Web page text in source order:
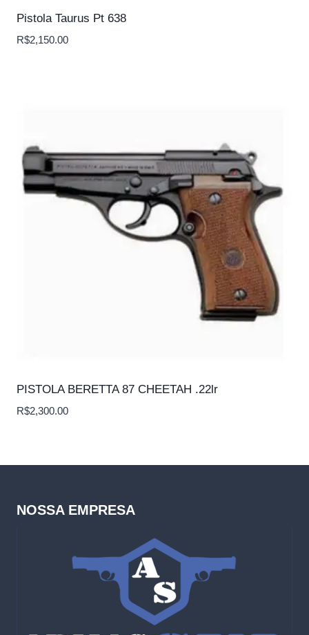
Pistola Taurus Pt 638
R$2,150.00
PISTOLA BERETTA 87 CHEETAH .22lr
R$2,300.00
NOSSA EMPRESA